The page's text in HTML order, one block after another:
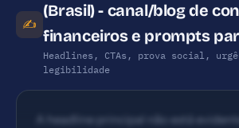
✍️
(Brasil) - canal/blog de
financeiros e prompts
Headlines, CTAs, prova social,
legibilidade
A headline principal não está